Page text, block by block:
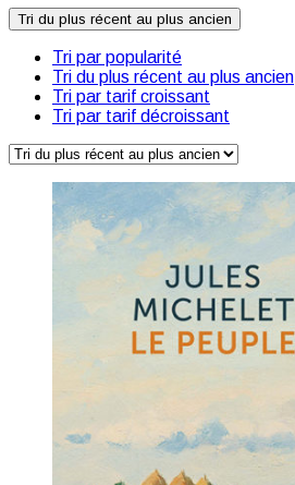
Tri du plus récent au plus ancien
Tri par popularité
Tri du plus récent au plus ancien
Tri par tarif croissant
Tri par tarif décroissant